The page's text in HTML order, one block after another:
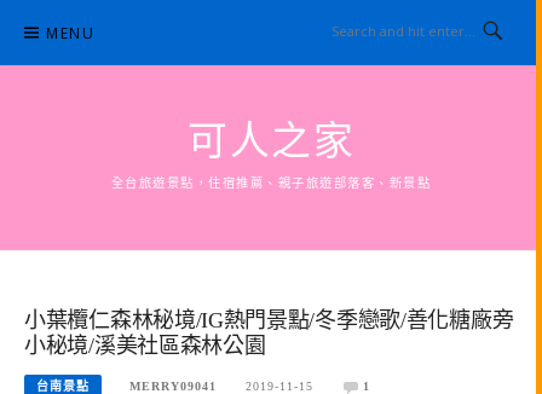
content
MENU
可人之家
全台旅遊景點，住宿推薦、親子旅遊部落客、新景點
小葉欖仁森林秘境/IG熱門景點/冬季戀歌/善化糖廠旁
小秘境/溪美社區森林公園
台南景點 MERRY09041 2019-11-15 1